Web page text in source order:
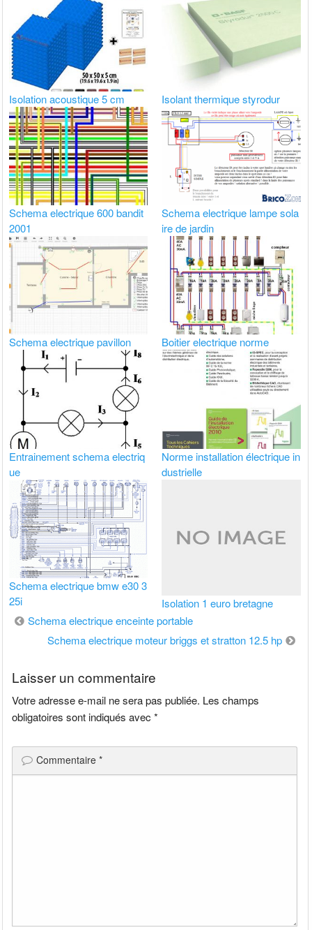
Isolation acoustique 5 cm Isolant thermique styrodur
Schema electrique 600 bandit
2001
Schema electrique lampe sola
ire de jardin
Schema electrique pavillon Boitier electrique norme
Entrainement schema electriq
ue
Norme installation électrique in
dustrielle
Schema electrique bmw e30 3
25i
Isolation 1 euro bretagne
Navigation
Schema electrique enceinte portable
Schema electrique moteur briggs et stratton 12.5 hp
Laisser un commentaire
Votre adresse e-mail ne sera pas publiée. Les champs
obligatoires sont indiqués avec*
Commentaire*